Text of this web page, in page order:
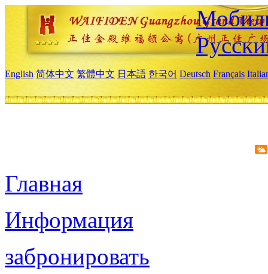
English 简体中文 繁體中文 日本語 한국어 Deutsch Français
Главная
Информация
забронировать